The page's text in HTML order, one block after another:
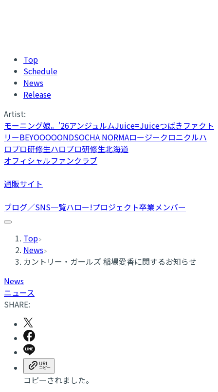
Top
Schedule
News
Release
Artist:
モーニング娘。'26アンジュルムJuice=Juiceつばきファクト
リーBEYOOOOONDSOCHA NORMAロージークロニクルハ
ロプロ研修生ハロプロ研修生北海道
オフィシャルファンクラブ
通販サイト
ブログ／SNS一覧ハロー!プロジェクト卒業メンバー
Top
News
カントリー・ガールズ 稲場愛香に関するお知らせ
News
ニュース
SHARE:
コピーされました。